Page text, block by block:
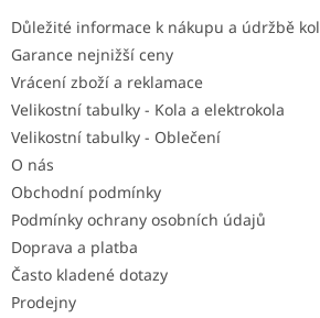
Důležité informace k nákupu a údržbě kol
Garance nejnižší ceny
Vrácení zboží a reklamace
Velikostní tabulky - Kola a elektrokola
Velikostní tabulky - Oblečení
O nás
Obchodní podmínky
Podmínky ochrany osobních údajů
Doprava a platba
Často kladené dotazy
Prodejny